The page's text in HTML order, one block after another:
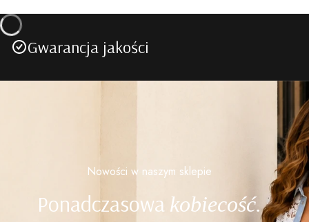
Gwarancja jakości
Nowości w naszym sklepie
Ponadczasowa kobiecość.